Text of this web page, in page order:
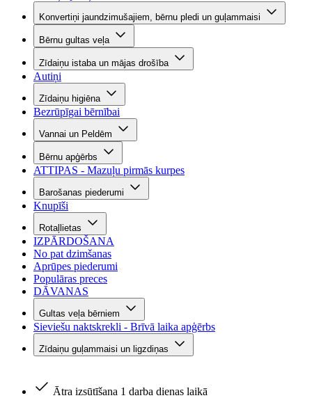
Konvertiņi jaundzimušajiem, bērnu pledi un guļammaisi
Bērnu gultas veļa
Zīdaiņu istaba un mājas drošība
Autiņi
Zīdaiņu higiēna
Bezrūpīgai bērnībai
Vannai un Peldēm
Bērnu apģērbs
ATTIPAS - Mazuļu pirmās kurpes
Barošanas piederumi
Knupīši
Rotaļlietas
IZPĀRDOŠANA
No pat dzimšanas
Aprūpes piederumi
Populāras preces
DĀVANAS
Gultas veļa bērniem
Sieviešu naktskrekli - Brīvā laika apģērbs
Zīdaiņu guļammaisi un ligzdiņas
Ātra izsūtīšana 1 darba dienas laikā